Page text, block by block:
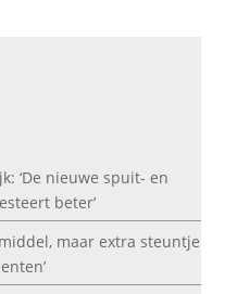
‘De nieuwe spuit- en
beter’
maar extra steuntje